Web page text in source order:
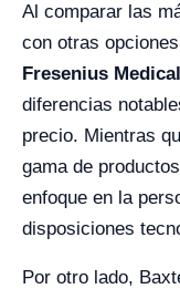
Al comparar las
con otras
Fresenius
diferencias
precio. Mientras
gama de
enfoque en la
disposiciones
Por otro lado,